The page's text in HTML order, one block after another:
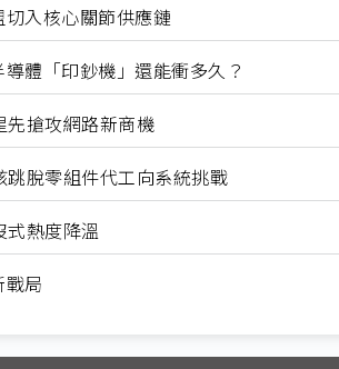
入核心關節供應鏈
體「印鈔機」還能衝多久？
搶攻網路新商機
脫零組件代工向系統挑戰
熱度降溫
局